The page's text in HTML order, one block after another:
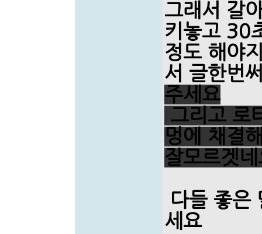
그래서 갈
키놓고 30
정도 해야
서 글한번
주세요
그리고 로
멍에 채결
잘모르겟
다들 좋은
세요